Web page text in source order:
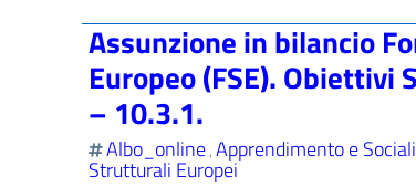
Assunzione in bilancio
Europeo (FSE).
– 10.3.1.
Albo_online,Apprendimento e
Strutturali Europei